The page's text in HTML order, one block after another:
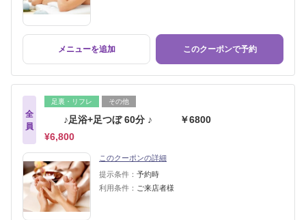
メニューを追加 このクーポンで予約
全
員
足裏・リフレ その他
♪足浴+足つぼ 60分 ♪ ￥6800
¥6,800
このクーポンの詳細
提示条件： 予約時
利用条件： ご来店者様